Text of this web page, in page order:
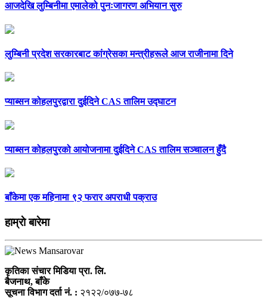
आजदेखि लुम्बिनीमा एमालेको पुनःजागरण अभियान सुरु
लुम्बिनी प्रदेश सरकारबाट कांग्रेसका मन्त्रीहरूले आज राजीनामा दिने
प्याब्सन कोहलपुरद्वारा दुईदिने CAS तालिम उद्घाटन
प्याब्सन कोहलपुरको आयोजनामा दुईदिने CAS तालिम सञ्चालन हुँदै
बाँकेमा एक महिनामा ९२ फरार अपराधी पक्राउ
हाम्राे बारेमा
कृतिका संचार मिडिया प्रा. लि.
बैजनाथ, बाँके
सूचना विभाग दर्ता नं. : २१२२/०७७-७८